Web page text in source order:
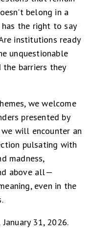
belong in a
the right to say
institutions ready
unquestionable
the barriers they
we welcome
presented by
will encounter an
pulsating with
madness,
above all—
even in the
31, 2026.